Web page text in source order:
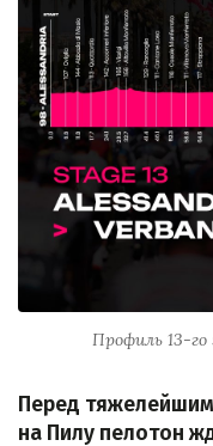
Профиль 13-
Перед
на Пилу пелотон